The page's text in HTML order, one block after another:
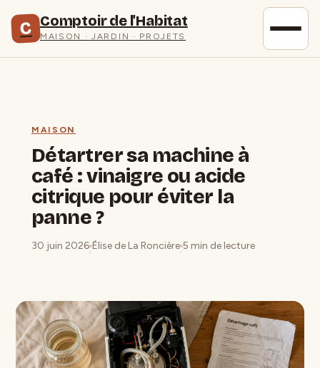
C Comptoir de l'Habitat
MAISON · JARDIN · PROJETS
MAISON
Détartrer sa machine à
café : vinaigre ou acide
citrique pour éviter la
panne ?
30 juin 2026
·
Élise de La Roncière
·
5 min de lecture